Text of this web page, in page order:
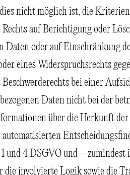
nicht möglich ist, die
Rechts auf Berichtigung oder
Daten oder auf Einschränkung
eines Widerspruchsrechts
Beschwerderechts bei einer
Daten nicht bei der
über die Herkunft
automatisierten
und 4 DSGVO und – zumindest
die involvierte Logik sowie die